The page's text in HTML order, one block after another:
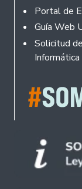
Portal de
Guía Web
Solicitud
Informática